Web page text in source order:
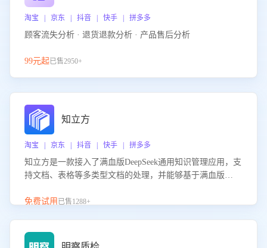
淘宝 | 京东 | 抖音 | 快手 | 拼多多
顾客流失分析 · 退货退款分析 · 产品售后分析
99元起已售2950+
知立方
淘宝 | 京东 | 抖音 | 快手 | 拼多多
知立方是一款接入了满血版DeepSeek通用知识管理应用，支
持文档、表格等多类型文档的处理，并能够基于满血版
识支持，帮助用户高效管理和利用知识资源。通过该产品，
免费试用 已售1288+